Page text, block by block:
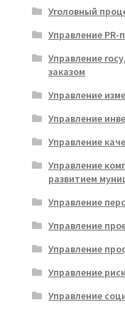
Уголовный
Управление PR-
Управление
заказом
Управление
Управление
Управление
Управление
развитием
Управление
Управление
Управление
Управление
Управление